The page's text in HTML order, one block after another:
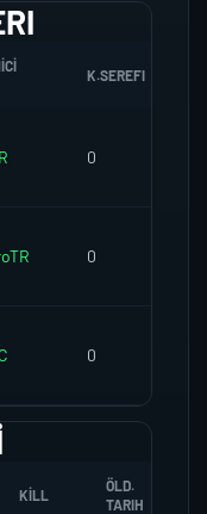
K.SEREFI
0
0
0
KILL
ÖLD.
TARIH